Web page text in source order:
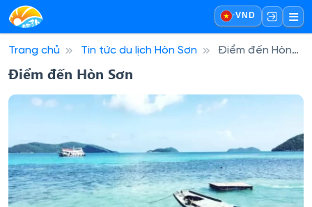
·VND
Trang chủ Tin tức du lịch Hòn Sơn
Điểm đến Hòn
Sơn
Điểm đến Hòn Sơn